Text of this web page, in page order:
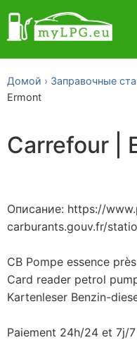
Домой Заправочные
Ermont
Carrefour |
Описание: https://
carburants.gouv.fr/
CB Pompe essence
Card reader petrol
Kartenleser Benzin-
Paiement 24h/24 et 7j/